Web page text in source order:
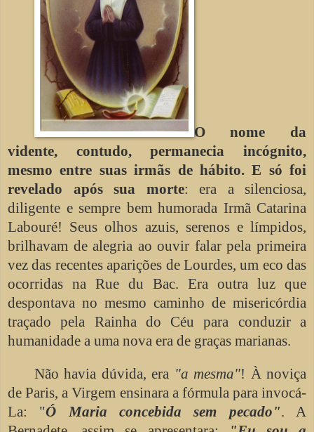
O nome da
vidente, contudo, permanecia incógnito,
mesmo entre suas irmãs de hábito. E só foi
revelado após sua morte: era a silenciosa,
diligente e sempre bem humorada Irmã Catarina
Labouré! Seus olhos azuis, serenos e límpidos,
brilhavam de alegria ao ouvir falar pela primeira
vez das recentes aparições de Lourdes, um eco das
ocorridas na Rue du Bac. Era outra luz que
despontava no mesmo caminho de misericórdia
traçado pela Rainha do Céu para conduzir a
humanidade a uma nova era de graças marianas.
Não havia dúvida, era "a mesma"! À noviça
de Paris, a Virgem ensinara a fórmula para invocá-
La: "Ó Maria concebida sem pecado". A